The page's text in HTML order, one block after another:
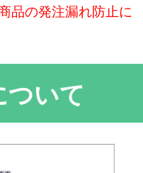
品の発注漏れ防止に
ついて